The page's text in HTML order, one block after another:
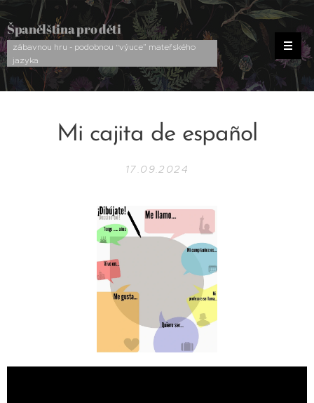
Španělština pro děti
zábavnou hru - podobnou “výuce” mateřského
jazyka
Mi cajita de español
17.09.2024